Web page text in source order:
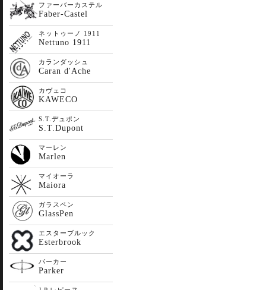
ファーバーカステル
Faber-Castel
ネットゥーノ 1911
Nettuno 1911
カランダッシュ
Caran d'Ache
カヴェコ
KAWECO
S.T.デュポン
S.T.Dupont
マーレン
Marlen
マイオーラ
Maiora
ガラスペン
GlassPen
エスターブルック
Esterbrook
パーカー
Parker